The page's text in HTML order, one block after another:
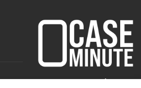
Une coque en quelques